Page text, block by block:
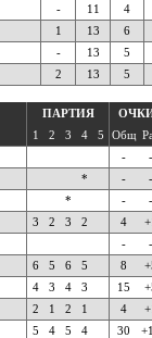
- 11 4
1 13 6
- 13 5
2 13 5
ПАРТИЯ
1
2 3 4 5 Общ
- -
* - -
* - -
3 2 3 2 4
- -
6 5 6 5 8
4 3 4 3 15
2 1 2 1 4
5 4 5 4 30